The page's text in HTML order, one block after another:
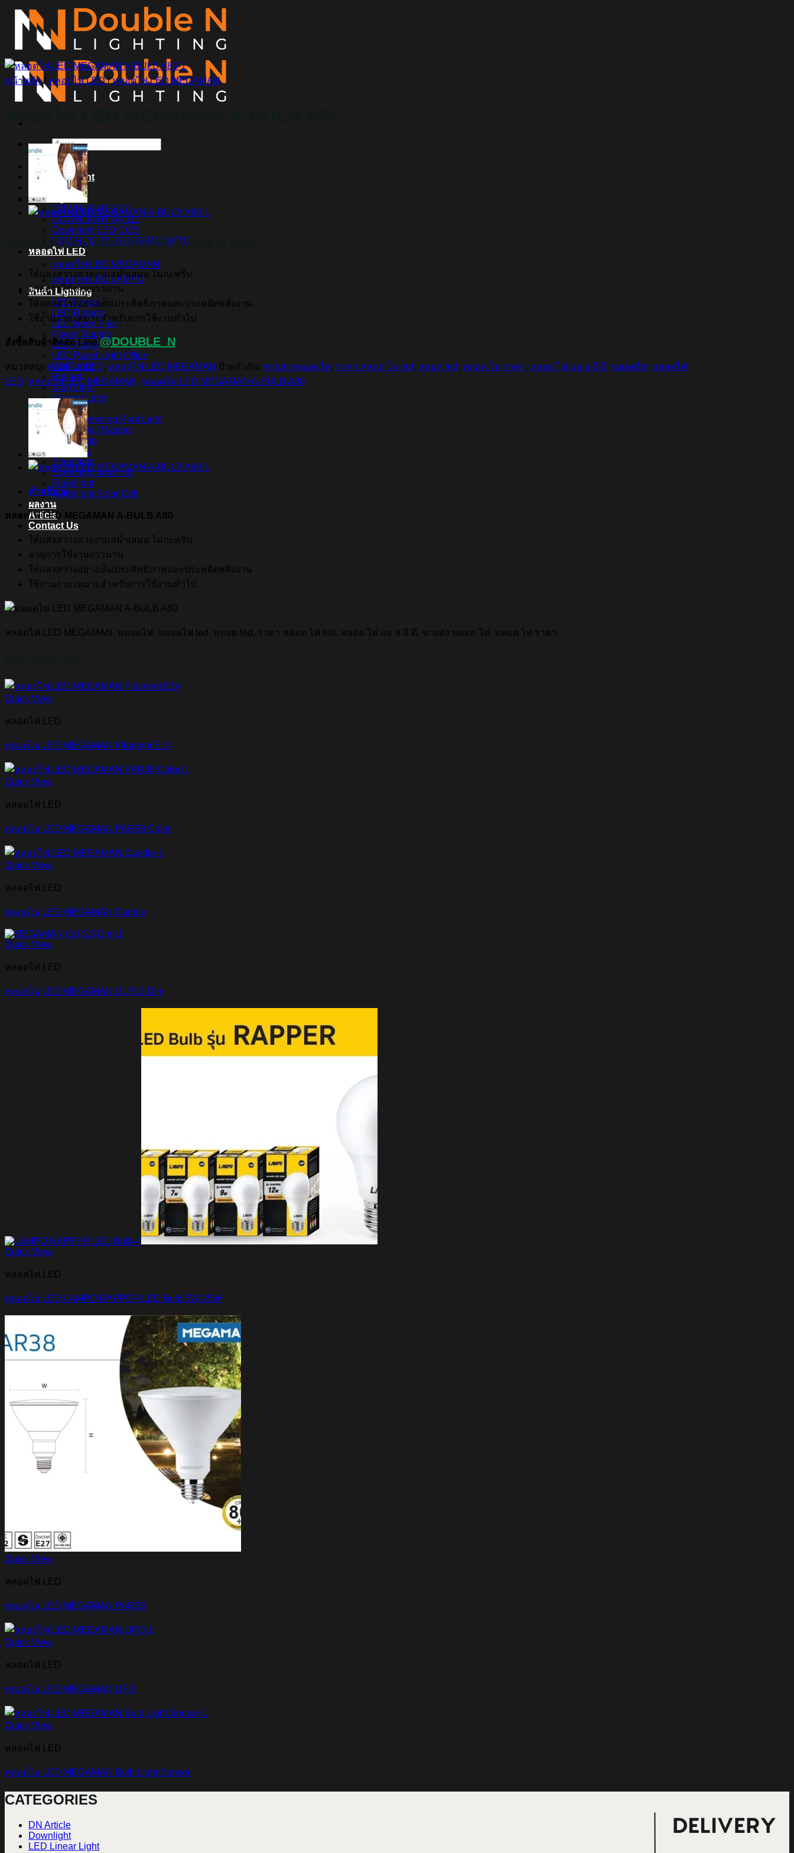
ข้าม
ค้นหา:
Magnetic Light
Track light
Downlight
DOWNLIGHT E27
DOWNLIGHT AR111
Downlight LED COB
DOWNLIGHT GU10 MR16 MR11
หลอดไฟ LED
หลอดไฟ LED MEGAMAN
หลอดไฟ LED LAMPO
สินค้า Lighting
LED Linear
LED Ribbon
LED Neon Flex
Power Supply
LED Panel
LED Panel Light Office
Wall Light
Bollard
Step Light
Garden Light
Up Light
LED Swimming Pool Light
Linear Wall Washer
Post Lamp
High Bay
Streetlight
Streetlight solar cell
Floodlight
Floodlight Solar Cell
ผลงาน
Article
Contact Us
หน้าหลัก / หลอดไฟ LED / หลอดไฟ LED MEGAMAN
หลอดไฟ LED MEGAMAN A-BULB A80
ให้แสงสว่างสวยงามสม่ำเสมอ ไม่กะพริบ
อายุการใช้งานยาวนาน
ให้แสงสว่างอย่างเต็มประสิทธิภาพและประหยัดพลังงาน
ใช้งานง่าย เหมาะสำหรับการใช้งานทั่วไป
สั่งซื้อสินค้าติดต่อ Line @DOUBLE_N
หมวดหมู่: หลอดไฟ LED, หลอดไฟ LED MEGAMAN ป้ายกำกับ: ขายส่ง หลอด ไฟ , ราคา หลอด ไฟ led , หลอด led , หลอด ไฟ ราคา, หลอด ไฟ แอ ล อี ดี, หลอดไฟ , หลอดไฟ
LED, หลอดไฟ LED MEGAMAN , หลอดไฟ LED MEGAMAN A-BULB A80
คำอธิบาย
หลอดไฟ LED MEGAMAN A-BULB A80
ให้แสงสว่างสวยงามสม่ำเสมอ ไม่กะพริบ
อายุการใช้งานยาวนาน
ให้แสงสว่างอย่างเต็มประสิทธิภาพและประหยัดพลังงาน
ใช้งานง่าย เหมาะสำหรับการใช้งานทั่วไป
หลอดไฟ LED MEGAMAN, หลอดไฟ, หลอดไฟ led, หลอด led, ราคา หลอด ไฟ led, หลอด ไฟ แอ ล อี ดี, ขายส่ง หลอด ไฟ, หลอด ไฟ ราคา
Quick View
หลอดไฟ LED
หลอดไฟ LED MEGAMAN Filament E14
Quick View
หลอดไฟ LED
หลอดไฟ LED MEGAMAN PAR38 Color
Quick View
หลอดไฟ LED
หลอดไฟ LED MEGAMAN Candle
Quick View
หลอดไฟ LED
หลอดไฟ LED MEGAMAN GU 5.3 Dim
Quick View
หลอดไฟ LED
หลอดไฟ LED LAMPO RAPPER LED Bulb 5W-25W
Quick View
หลอดไฟ LED
หลอดไฟ LED MEGAMAN PAR38
Quick View
หลอดไฟ LED
หลอดไฟ LED MEGAMAN UFO
Quick View
หลอดไฟ LED
หลอดไฟ LED MEGAMAN Bulb Light Sensor
CATEGORIES
DN Article
Downlight
LED Linear Light